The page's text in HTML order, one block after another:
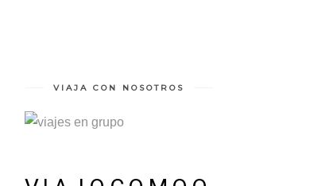
VIAJA CON NOSOTROS